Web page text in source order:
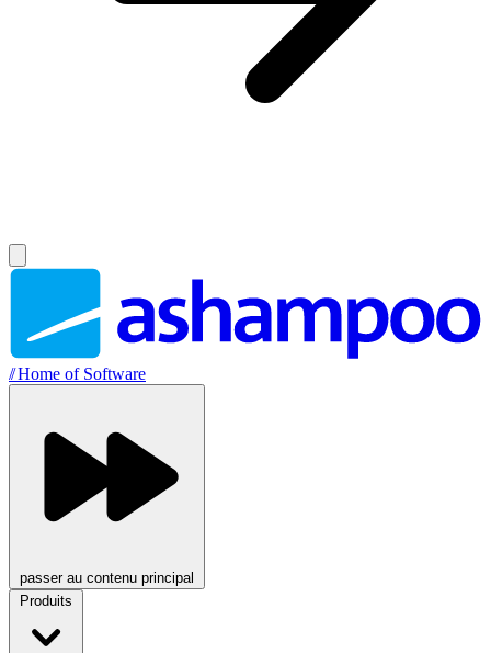
//Home of Software
passer au contenu principal
Produits